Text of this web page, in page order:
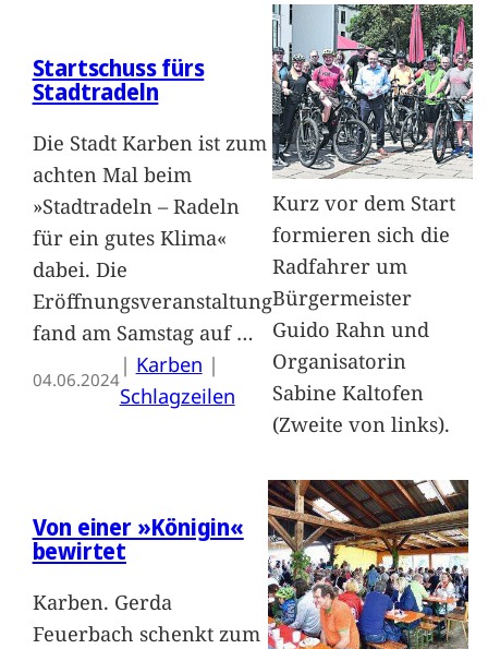
Startschuss fürs
Stadtradeln
Die Stadt Karben ist zum
achten Mal beim
»Stadtradeln – Radeln
für ein gutes Klima«
dabei. Die
Eröffnungsveranstaltung
fand am Samstag auf …
04.06.2024
| Karben
Schlagzeilen
Kurz vor dem Start
formieren sich die
Radfahrer um
Bürgermeister
Guido Rahn und
Organisatorin
Sabine Kaltofen
(Zweite von links).
Von einer »Königin«
bewirtet
Karben. Gerda
Feuerbach schenkt zum